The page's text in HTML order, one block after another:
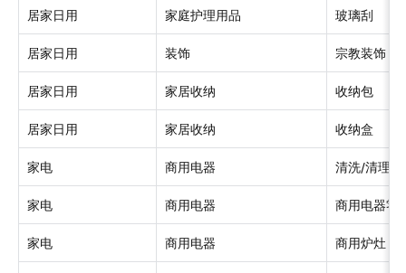
居家日用 家庭护理用品 玻璃刮
居家日用 装饰 宗教装饰
居家日用 家居收纳 收纳包
居家日用 家居收纳 收纳盒
家电 商用电器 清洗/清理设
家电 商用电器 商用电器零
家电 商用电器 商用炉灶